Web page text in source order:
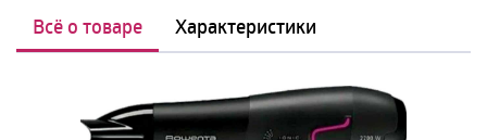
Всё о товаре Характеристики